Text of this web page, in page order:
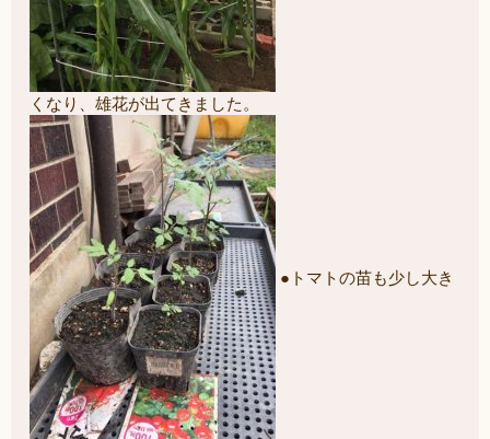
くなり、雄花が出てきました。
●トマトの苗も少し大き